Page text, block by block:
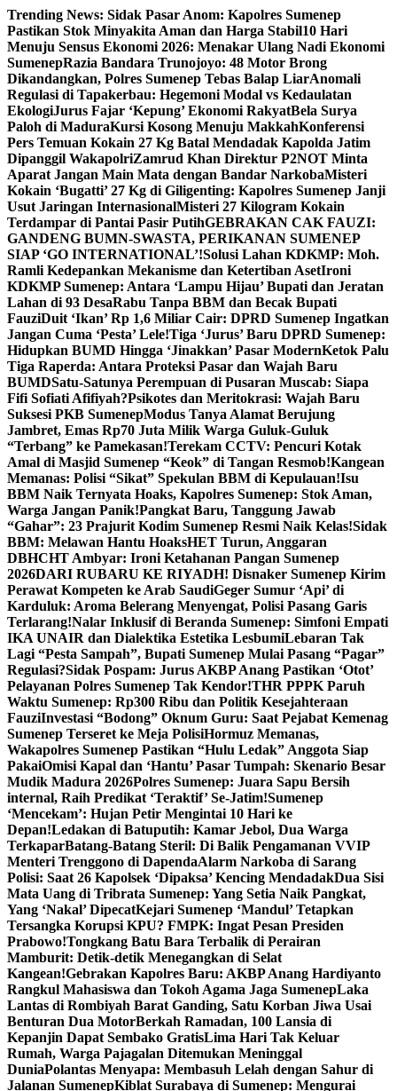
Skip
to
content
Trending News: Sidak Pasar Anom: Kapolres Sumenep
Pastikan Stok Minyakita Aman dan Harga Stabil10 Hari
Menuju Sensus Ekonomi 2026: Menakar Ulang Nadi Ekonomi
SumenepRazia Bandara Trunojoyo: 48 Motor Brong
Dikandangkan, Polres Sumenep Tebas Balap LiarAnomali
Regulasi di Tapakerbau: Hegemoni Modal vs Kedaulatan
EkologiJurus Fajar ‘Kepung’ Ekonomi RakyatBela Surya
Paloh di MaduraKursi Kosong Menuju MakkahKonferensi
Pers Temuan Kokain 27 Kg Batal Mendadak Kapolda Jatim
Dipanggil WakapolriZamrud Khan Direktur P2NOT Minta
Aparat Jangan Main Mata dengan Bandar NarkobaMisteri
Kokain ‘Bugatti’ 27 Kg di Giligenting: Kapolres Sumenep Janji
Usut Jaringan InternasionalMisteri 27 Kilogram Kokain
Terdampar di Pantai Pasir PutihGEBRAKAN CAK FAUZI:
GANDENG BUMN-SWASTA, PERIKANAN SUMENEP
SIAP ‘GO INTERNATIONAL’!Solusi Lahan KDKMP: Moh.
Ramli Kedepankan Mekanisme dan Ketertiban AsetIroni
KDKMP Sumenep: Antara ‘Lampu Hijau’ Bupati dan Jeratan
Lahan di 93 DesaRabu Tanpa BBM dan Becak Bupati
FauziDuit ‘Ikan’ Rp 1,6 Miliar Cair: DPRD Sumenep Ingatkan
Jangan Cuma ‘Pesta’ Lele!Tiga ‘Jurus’ Baru DPRD Sumenep:
Hidupkan BUMD Hingga ‘Jinakkan’ Pasar ModernKetok Palu
Tiga Raperda: Antara Proteksi Pasar dan Wajah Baru
BUMDSatu-Satunya Perempuan di Pusaran Muscab: Siapa
Fifi Sofiati Afifiyah?Psikotes dan Meritokrasi: Wajah Baru
Suksesi PKB SumenepModus Tanya Alamat Berujung
Jambret, Emas Rp70 Juta Milik Warga Guluk-Guluk
“Terbang” ke Pamekasan!Terekam CCTV: Pencuri Kotak
Amal di Masjid Sumenep “Keok” di Tangan Resmob!Kangean
Memanas: Polisi “Sikat” Spekulan BBM di Kepulauan!Isu
BBM Naik Ternyata Hoaks, Kapolres Sumenep: Stok Aman,
Warga Jangan Panik!Pangkat Baru, Tanggung Jawab
“Gahar”: 23 Prajurit Kodim Sumenep Resmi Naik Kelas!Sidak
BBM: Melawan Hantu HoaksHET Turun, Anggaran
DBHCHT Ambyar: Ironi Ketahanan Pangan Sumenep
2026DARI RUBARU KE RIYADH! Disnaker Sumenep Kirim
Perawat Kompeten ke Arab SaudiGeger Sumur ‘Api’ di
Karduluk: Aroma Belerang Menyengat, Polisi Pasang Garis
Terlarang!Nalar Inklusif di Beranda Sumenep: Simfoni Empati
IKA UNAIR dan Dialektika Estetika LesbumiLebaran Tak
Lagi “Pesta Sampah”, Bupati Sumenep Mulai Pasang “Pagar”
Regulasi?Sidak Pospam: Jurus AKBP Anang Pastikan ‘Otot’
Pelayanan Polres Sumenep Tak Kendor!THR PPPK Paruh
Waktu Sumenep: Rp300 Ribu dan Politik Kesejahteraan
FauziInvestasi “Bodong” Oknum Guru: Saat Pejabat Kemenag
Sumenep Terseret ke Meja PolisiHormuz Memanas,
Wakapolres Sumenep Pastikan “Hulu Ledak” Anggota Siap
PakaiOmisi Kapal dan ‘Hantu’ Pasar Tumpah: Skenario Besar
Mudik Madura 2026Polres Sumenep: Juara Sapu Bersih
internal, Raih Predikat ‘Teraktif’ Se-Jatim!Sumenep
‘Mencekam’: Hujan Petir Mengintai 10 Hari ke
Depan!Ledakan di Batuputih: Kamar Jebol, Dua Warga
TerkaparBatang-Batang Steril: Di Balik Pengamanan VVIP
Menteri Trenggono di DapendaAlarm Narkoba di Sarang
Polisi: Saat 26 Kapolsek ‘Dipaksa’ Kencing MendadakDua Sisi
Mata Uang di Tribrata Sumenep: Yang Setia Naik Pangkat,
Yang ‘Nakal’ DipecatKejari Sumenep ‘Mandul’ Tetapkan
Tersangka Korupsi KPU? FMPK: Ingat Pesan Presiden
Prabowo!Tongkang Batu Bara Terbalik di Perairan
Mamburit: Detik-detik Menegangkan di Selat
Kangean!Gebrakan Kapolres Baru: AKBP Anang Hardiyanto
Rangkul Mahasiswa dan Tokoh Agama Jaga SumenepLaka
Lantas di Rombiyah Barat Ganding, Satu Korban Jiwa Usai
Benturan Dua MotorBerkah Ramadan, 100 Lansia di
Kepanjin Dapat Sembako GratisLima Hari Tak Keluar
Rumah, Warga Pajagalan Ditemukan Meninggal
DuniaPolantas Menyapa: Membasuh Lelah dengan Sahur di
Jalanan SumenepKiblat Surabaya di Sumenep: Mengurai